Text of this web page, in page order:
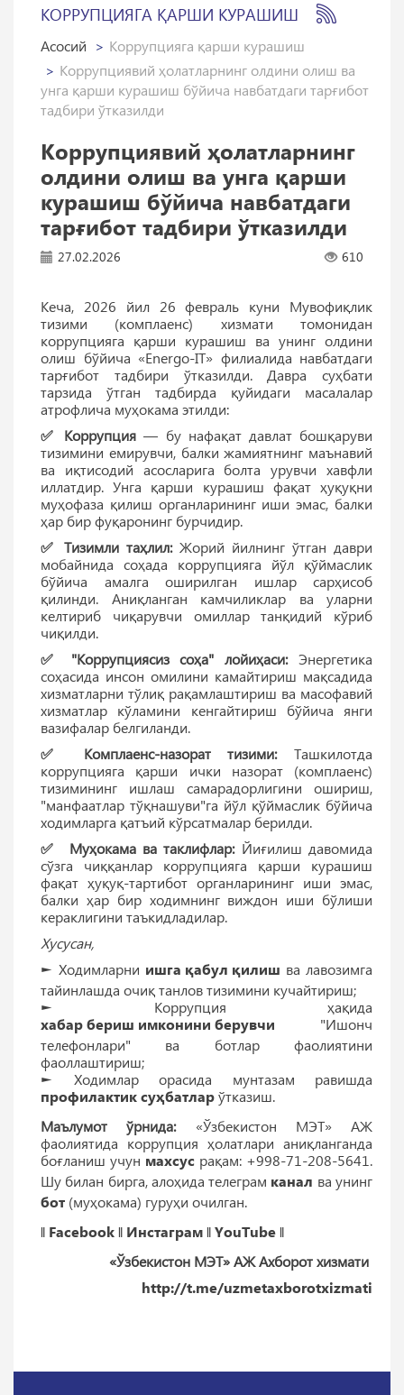
КОРРУПЦИЯГА ҚАРШИ КУРАШИШ
Асосий
Коррупцияга қарши курашиш
Коррупциявий ҳолатларнинг олдини олиш ва
унга қарши курашиш бўйича навбатдаги тарғибот
тадбири ўтказилди
Коррупциявий ҳолатларнинг
олдини олиш ва унга қарши
курашиш бўйича навбатдаги
тарғибот тадбири ўтказилди
27.02.2026 610
Кеча, 2026 йил 26 февраль куни Мувофиқлик
тизими (комплаенс) хизмати томонидан
коррупцияга қарши курашиш ва унинг олдини
олиш бўйича «Energo-IT» филиалида навбатдаги
тарғибот тадбири ўтказилди. Давра суҳбати
тарзида ўтган тадбирда қуйидаги масалалар
атрофлича муҳокама этилди:
✅ Коррупция — бу нафақат давлат бошқаруви
тизимини емирувчи, балки жамиятнинг маънавий
ва иқтисодий асосларига болта урувчи хавфли
иллатдир. Унга қарши курашиш фақат ҳуқуқни
муҳофаза қилиш органларининг иши эмас, балки
ҳар бир фуқаронинг бурчидир.
✅ Тизимли таҳлил:Жорий йилнинг ўтган даври
мобайнида соҳада коррупцияга йўл қўймаслик
бўйича амалга оширилган ишлар сарҳисоб
қилинди. Аниқланган камчиликлар ва уларни
келтириб чиқарувчи омиллар танқидий кўриб
чиқилди.
✅ "Коррупциясиз соҳа" лойиҳаси:Энергетика
соҳасида инсон омилини камайтириш мақсадида
хизматларни тўлиқ рақамлаштириш ва масофавий
хизматлар кўламини кенгайтириш бўйича янги
вазифалар белгиланди.
✅ Комплаенс-назорат тизими:Ташкилотда
коррупцияга қарши ички назорат (комплаенс)
тизимининг ишлаш самарадорлигини ошириш,
"манфаатлар тўқнашуви"га йўл қўймаслик бўйича
ходимларга қатъий кўрсатмалар берилди.
✅ Муҳокама ва таклифлар: Йиғилиш давомида
сўзга чиққанлар коррупцияга қарши курашиш
фақат ҳуқуқ-тартибот органларининг иши эмас,
балки ҳар бир ходимнинг виждон иши бўлиши
кераклигини таъкидладилар.
Хусусан,
► Ходимларни ишга қабул қилиш ва лавозимга
тайинлашда очиқ танлов тизимини кучайтириш;
► Коррупция ҳақида
хабар бериш имконини берувчи "Ишонч
телефонлари" ва ботлар фаолиятини
фаоллаштириш;
► Ходимлар орасида мунтазам равишда
профилактик суҳбатларўтказиш.
Маълумот ўрнида:«Ўзбекистон МЭТ» АЖ
фаолиятида коррупция ҳолатлари аниқланганда
боғланиш учун махсус рақам: +998-71-208-5641.
Шу билан бирга, алоҳида телеграм канал ва унинг
бот (муҳокама) гуруҳи очилган.
‖ Facebook‖ Инстаграм‖YouTube‖
«Ўзбекистон МЭТ» АЖ Ахборот хизмати
http://t.me/uzmetaxborotxizmati